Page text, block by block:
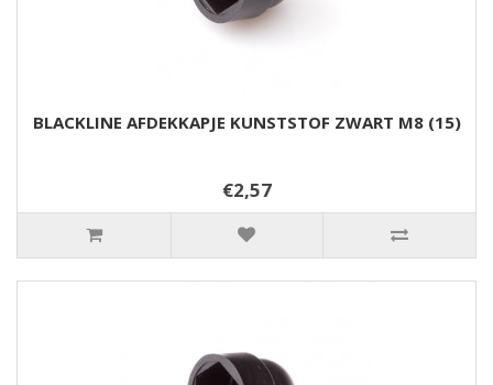
BLACKLINE AFDEKKAPJE KUNSTSTOF ZWART M8 (15)
€2,57